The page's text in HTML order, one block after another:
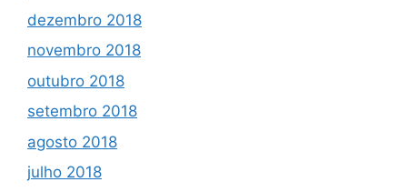
dezembro 2018
novembro 2018
outubro 2018
setembro 2018
agosto 2018
julho 2018